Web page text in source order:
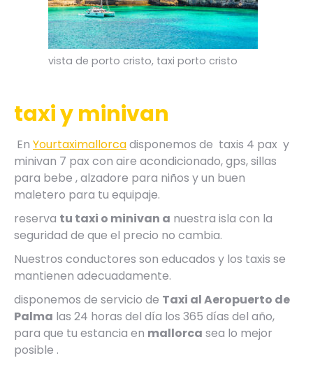
vista de porto cristo, taxi porto cristo
taxi y minivan
En Yourtaximallorcadisponemos de taxis 4 pax y
minivan 7 pax con aire acondicionado, gps, sillas
para bebe , alzadore para niños y un buen
maletero para tu equipaje.
reserva tu taxi o minivan a nuestra isla con la
seguridad de que el precio no cambia.
Nuestros conductores son educados y los taxis se
mantienen adecuadamente.
disponemos de servicio de Taxi al Aeropuerto de
Palma las 24 horas del día los 365 días del año,
para que tu estancia en mallorca sea lo mejor
posible .